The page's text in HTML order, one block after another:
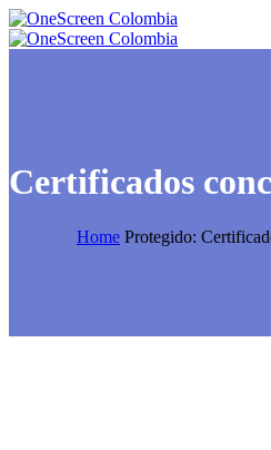
Certificados
Home Protegido: